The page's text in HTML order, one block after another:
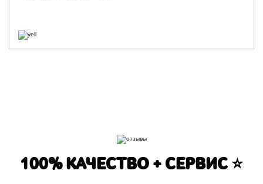
100% КАЧЕСТВО + СЕРВИС ⭐️